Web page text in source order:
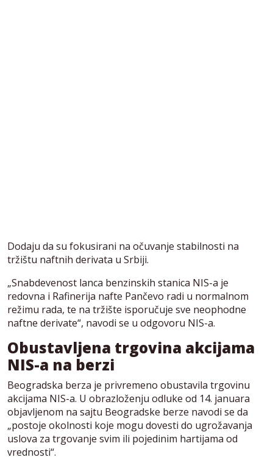
Dodaju da su fokusirani na očuvanje stabilnosti na
tržištu naftnih derivata u Srbiji.
„Snabdevenost lanca benzinskih stanica NIS-a je
redovna i Rafinerija nafte Pančevo radi u normalnom
režimu rada, te na tržište isporučuje sve neophodne
naftne derivate“, navodi se u odgovoru NIS-a.
Obustavljena trgovina akcijama
NIS-a na berzi
Beogradska berza je privremeno obustavila trgovinu
akcijama NIS-a. U obrazloženju odluke od 14. januara
objavljenom na sajtu Beogradske berze navodi se da
„postoje okolnosti koje mogu dovesti do ugrožavanja
uslova za trgovanje svim ili pojedinim hartijama od
vrednosti“.